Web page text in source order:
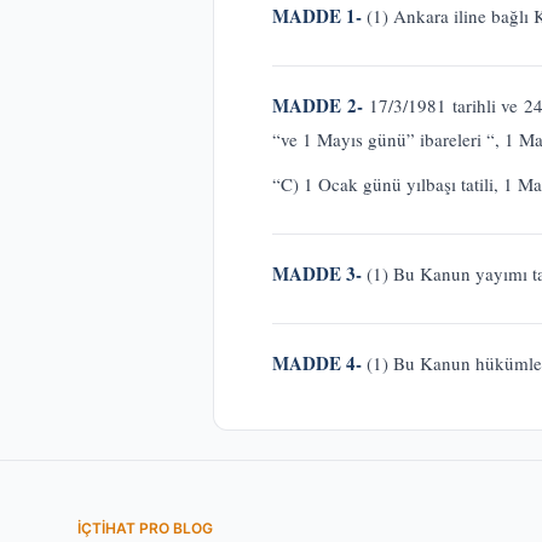
MADDE 1- (1) Ankara iline bağlı
MADDE 2-17/3/1981 tarihli ve
“ve 1 Mayıs günü” ibareleri “, 1
“C) 1 Ocak günü yılbaşı tatili, 1
MADDE 3- (1) Bu Kanun yayımı
MADDE 4- (1) Bu Kanun
İÇTIHAT PRO BLOG